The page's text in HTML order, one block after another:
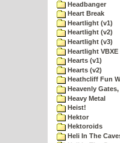
Headbanger
Heart Break
Heartlight (v1)
Heartlight (v2)
Heartlight (v3)
Heartlight VBXE
Hearts (v1)
Hearts (v2)
Heathcliff Fun
Heavenly Gates,
Heavy Metal
Heist!
Hektor
Hektoroids
Heli In The